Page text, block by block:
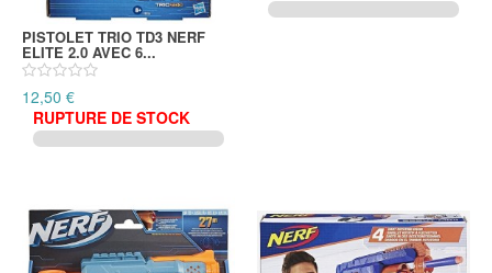
PISTOLET TRIO TD3 NERF
ELITE 2.0 AVEC 6...
12,50 €
RUPTURE DE STOCK